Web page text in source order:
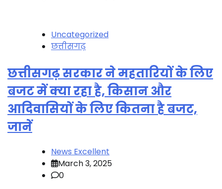
Uncategorized
छत्तीसगढ़
छत्तीसगढ़ सरकार ने महतारियों के लिए
बजट में क्या रहा है, किसान और
आदिवासियों के लिए कितना है बजट,
जानें
News Excellent
March 3, 2025
0